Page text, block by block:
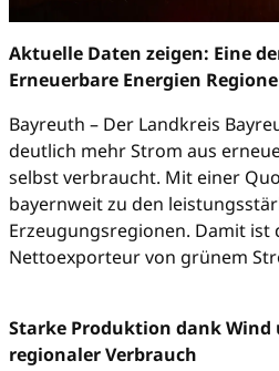
Aktuelle Daten zeigen: Eine
Erneuerbare Energien
Bayreuth – Der Landkreis
deutlich mehr Strom aus
selbst verbraucht. Mit einer
bayernweit zu den
Erzeugungsregionen. Damit ist
Nettoexporteur von grünem
Starke Produktion dank Wind
regionaler Verbrauch